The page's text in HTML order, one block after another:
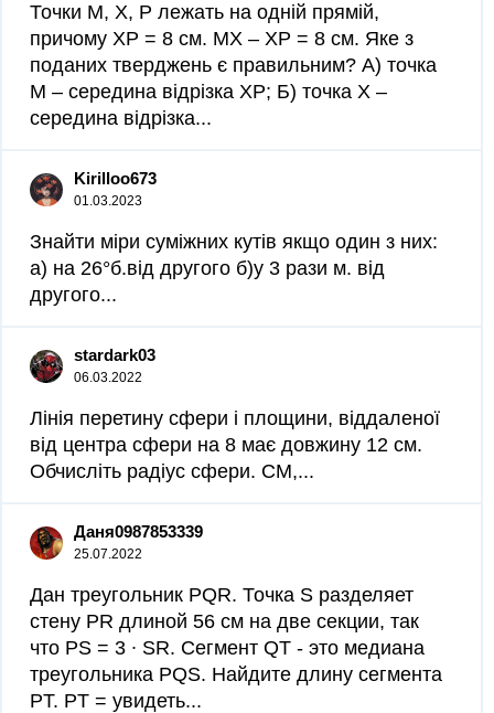
Точки М, Х, Р лежать на одній прямій,
причому ХР = 8 см. МХ – ХР = 8 см. Яке з
поданих тверджень є правильним? А) точка
М – середина відрізка ХР; Б) точка Х –
середина відрізка...
Kirilloo673
01.03.2023
Знайти міри суміжних кутів якщо один з них:
а) на 26°б.від другого б)у 3 рази м. від
другого...
stardark03
06.03.2022
Лінія перетину сфери і площини, віддаленої
від центра сфери на 8 має довжину 12 см.
Обчисліть радіус сфери. CM,​...
Даня0987853339
25.07.2022
Дан треугольник PQR. Точка S разделяет
стену PR длиной 56 см на две секции, так
что PS = 3 ∙ SR. Сегмент QT - это медиана
треугольника PQS. Найдите длину сегмента
PT. PT = увидеть...